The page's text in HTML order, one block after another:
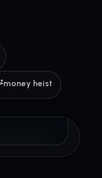
money heist